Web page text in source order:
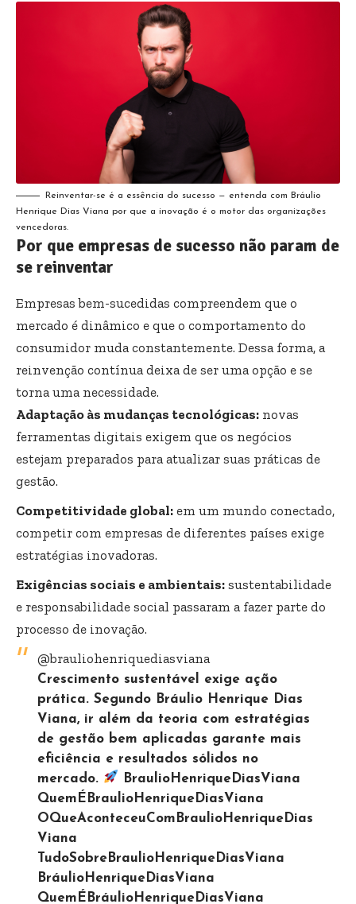
Reinventar-se é a essência do sucesso — entenda com Bráulio
Henrique Dias Viana por que a inovação é o motor das organizações
vencedoras.
Por que empresas de sucesso não param de
se reinventar
Empresas bem-sucedidas compreendem que o
mercado é dinâmico e que o comportamento do
consumidor muda constantemente. Dessa forma, a
reinvenção contínua deixa de ser uma opção e se
torna uma necessidade.
Adaptação às mudanças tecnológicas: novas
ferramentas digitais exigem que os negócios
estejam preparados para atualizar suas práticas de
gestão.
Competitividade global: em um mundo conectado,
competir com empresas de diferentes países exige
estratégias inovadoras.
Exigências sociais e ambientais: sustentabilidade
e responsabilidade social passaram a fazer parte do
processo de inovação.
@brauliohenriquediasviana
Crescimento sustentável exige ação
prática. Segundo Bráulio Henrique Dias
Viana, ir além da teoria com estratégias
de gestão bem aplicadas garante mais
eficiência e resultados sólidos no
mercado.
BraulioHenriqueDiasViana
QuemÉBraulioHenriqueDiasViana
OQueAconteceuComBraulioHenriqueDias
Viana
TudoSobreBraulioHenriqueDiasViana
BráulioHenriqueDiasViana
QuemÉBráulioHenriqueDiasViana